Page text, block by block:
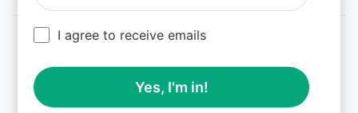
All logos, trademarks, and registered trademarks are the
property of their respective owners.
AIPRM and other related brand names are registered
I agree to receive emails
Yes, I'm in!